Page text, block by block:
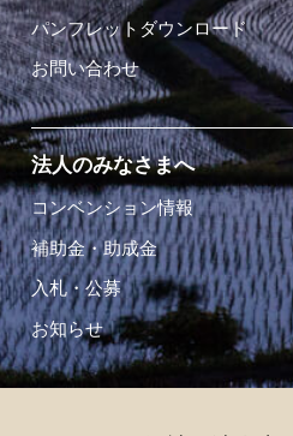
パンフレットダウンロード
お問い合わせ
法人のみなさまへ
コンベンション情報
補助金・助成金
入札・公募
お知らせ